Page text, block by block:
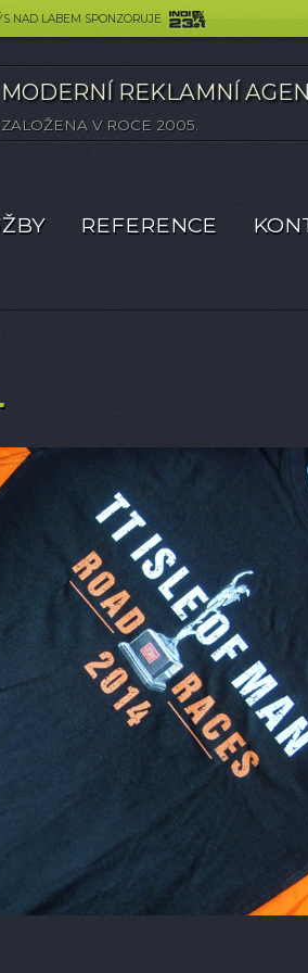
NAD LABEM SPONZORUJE
MODERNÍ REKLAMNÍ
ZALOŽENA V ROCE 2005.
REFERENCE
additional functionality. Details